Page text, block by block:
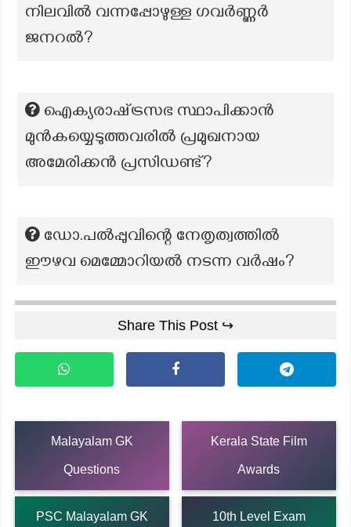
നിലവിൽ വന്നപ്പോഴുള്ള ഗവർണ്ണർ
ജനറൽ?
ഐക്യരാഷ്‌ട്രസഭ സ്ഥാപിക്കാൻ
മുൻകയ്യെടുത്തവരിൽ പ്രമുഖനായ
അമേരിക്കൻ പ്രസിഡണ്ട്?
ഡോ.പൽപ്പുവിന്റെ നേതൃത്വത്തിൽ
ഈഴവ മെമ്മോറിയൽ നടന്ന വർഷം?
Share This Post ↪
Malayalam GK
Questions
Kerala State Film
Awards
PSC Malayalam GK 10th Level Exam